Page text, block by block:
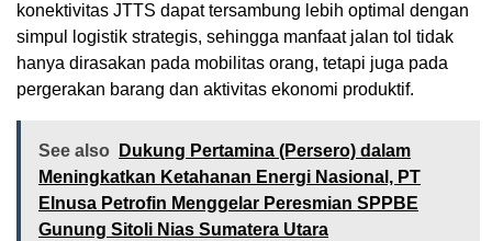
konektivitas JTTS dapat tersambung lebih optimal dengan
simpul logistik strategis, sehingga manfaat jalan tol tidak
hanya dirasakan pada mobilitas orang, tetapi juga pada
pergerakan barang dan aktivitas ekonomi produktif.
See also
Dukung Pertamina (Persero) dalam
Meningkatkan Ketahanan Energi Nasional, PT
Elnusa Petrofin Menggelar Peresmian SPPBE
Gunung Sitoli Nias Sumatera Utara